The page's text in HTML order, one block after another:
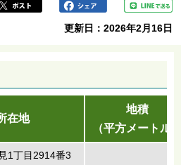
更新日：2026年2月16日
在地
地積
（平方メートル
1丁目2914番3